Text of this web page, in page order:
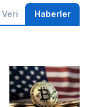
Haberler